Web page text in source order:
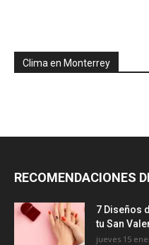
Clima en Monterrey
RECOMENDACIONES
7 Diseños
tu San
jueves 15